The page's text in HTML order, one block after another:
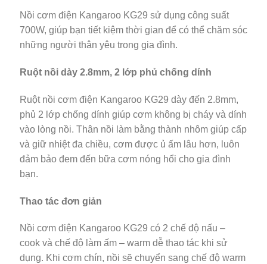
Nồi cơm điện Kangaroo KG29 sử dụng công suất
700W, giúp bạn tiết kiệm thời gian để có thể chăm sóc
những người thân yêu trong gia đình.
Ruột nồi dày 2.8mm, 2 lớp phủ chống dính
Ruột nồi cơm điện Kangaroo KG29 dày đến 2.8mm,
phủ 2 lớp chống dính giúp cơm không bị cháy và dính
vào lòng nồi. Thân nồi làm bằng thành nhôm giúp cấp
và giữ nhiệt đa chiều, cơm được ủ ấm lâu hơn, luôn
đảm bảo đem đến bữa cơm nóng hổi cho gia đình
bạn.
Thao tác đơn giản
Nồi cơm điện Kangaroo KG29 có 2 chế độ nấu –
cook và chế độ làm ấm – warm dễ thao tác khi sử
dụng. Khi cơm chín, nồi sẽ chuyển sang chế độ warm